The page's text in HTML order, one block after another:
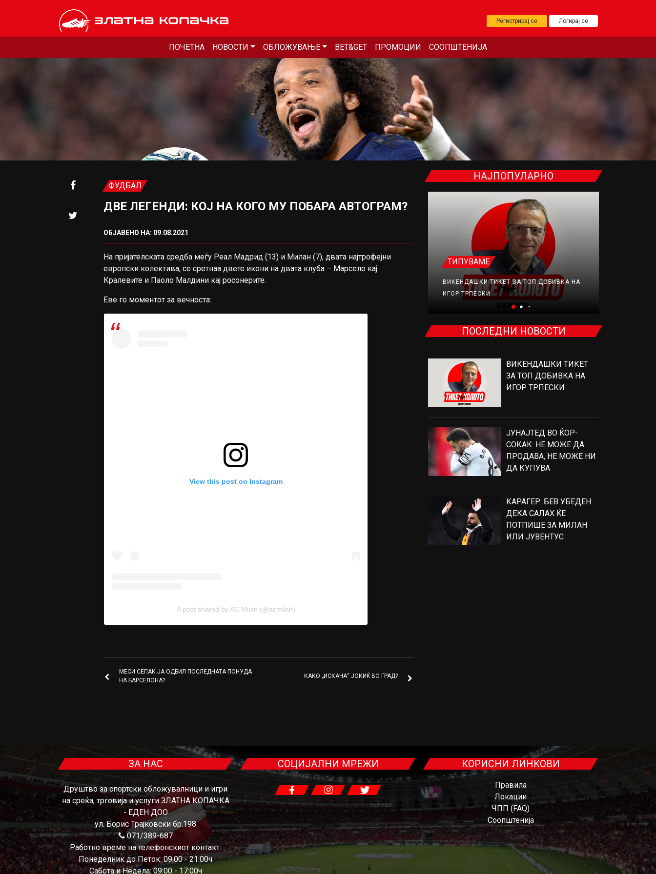
Регистрирај се Логирај се
ПОЧЕТНА НОВОСТИ ОБЛОЖУВАЊЕ BET&GET ПРОМОЦИИ СООПШТЕНИЈА
ФУДБАЛ
ДВЕ ЛЕГЕНДИ: КОЈ НА КОГО МУ ПОБАРА АВТОГРАМ?
ОБЈАВЕНО НА: 09.08.2021
На пријателската средба меѓу Реал Мадрид (13) и Милан (7), двата најтрофејни
европски колектива, се сретнаа двете икони на двата клуба – Марсело кај
Кралевите и Паоло Малдини кај росонерите.
Еве го моментот за вечноста:
View this post on Instagram
A post shared by AC Milan (@acmilan)
МЕСИ СЕПАК ЈА ОДБИЛ ПОСЛЕДНАТА ПОНУДА
НА БАРСЕЛОНА?
КАКО „ИСКАЧА“ ЈОКИЌ ВО ГРАД?
НАЈПОПУЛАРНО
ФУДБАЛ ТИПУВАМЕ
ВИКЕНДАШКИ ТИКЕТ ЗА ТОП ДОБИВКА НА
ИГОР ТРПЕСКИ
ПОСЛЕДНИ НОВОСТИ
ВИКЕНДАШКИ ТИКЕТ
ЗА ТОП ДОБИВКА НА
ИГОР ТРПЕСКИ
ЈУНАЈТЕД ВО ЌОР-
СОКАК: НЕ МОЖЕ ДА
ПРОДАВА, НЕ МОЖЕ НИ
ДА КУПУВА
КАРАГЕР: БЕВ УБЕДЕН
ДЕКА САЛАХ ЌЕ
ПОТПИШЕ ЗА МИЛАН
ИЛИ ЈУВЕНТУС
ЗА НАС
Друштво за спортски обложувалници и игри
на среќа, трговија и услуги ЗЛАТНА КОПАЧКА
- ЕДЕН ДОО
ул. Борис Трајковски бр.198
071/389-687
Работно време на телефонскиот контакт:
Понеделник до Петок: 09:00 - 21:00ч
Сабота и Недела: 09:00 - 17:00ч
СОЦИЈАЛНИ МРЕЖИ КОРИСНИ ЛИНКОВИ
Правила
Локации
ЧПП (FAQ)
Соопштенија